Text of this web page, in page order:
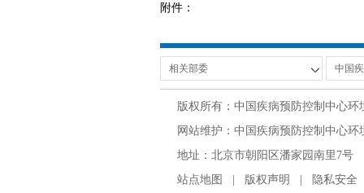
附件：
版权所有：中国疾病预防控制中心
网站维护：中国疾病预防控制中心
地址：北京市朝阳区潘家园南里7号
站点地图 | 版权声明 | 隐私安全